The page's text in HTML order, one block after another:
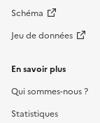
Schéma
Jeu de données
En savoir plus
Qui sommes-nous ?
Statistiques